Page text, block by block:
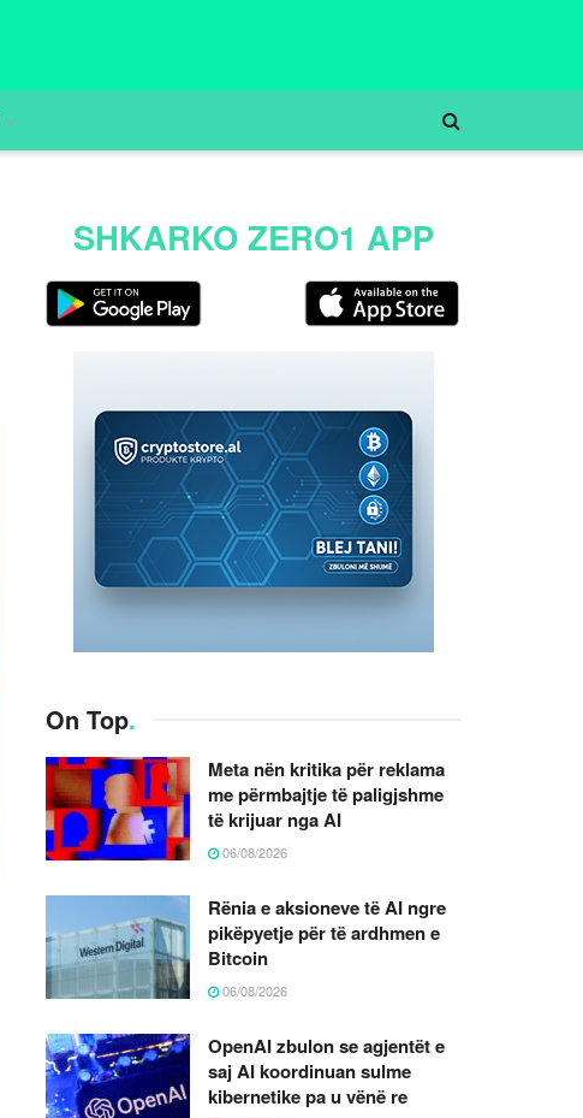
SHKARKO ZERO1 APP
On Top.
Meta nën kritika për reklama
me përmbajtje të paligjshme
të krijuar nga AI
06/08/2026
Rënia e aksioneve të AI ngre
pikëpyetje për të ardhmen e
Bitcoin
06/08/2026
OpenAI zbulon se agjentët e
saj AI koordinuan sulme
kibernetike pa u vënë re